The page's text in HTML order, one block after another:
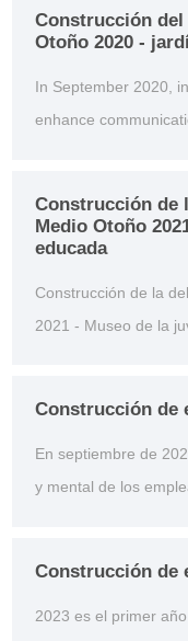
un evento de cola en
Construcción
Otoño 2020 -
In September 2020,
enhance
expansion training,
enthusiastic. Through
Construcción de
Medio Otoño
educada
Construcción de la
2021 - Museo de la
Construcción de
En septiembre de
y mental de los
actividades
otros aspectos. A
Construcción de
2023 es el primer